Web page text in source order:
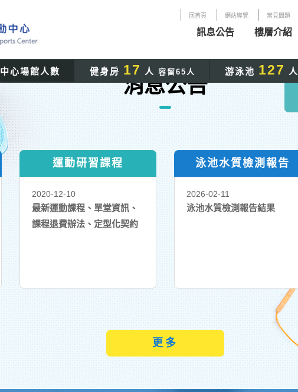
回首頁 網站導覽 常見問題
訊息公告 樓層介紹
中心場館人數 健身房 17 人 容留65人 游泳池 127 人
:::
消息公告
運動研習課程
2020-12-10
最新運動課程、單堂資訊、
課程退費辦法、定型化契約
泳池水質檢測報告
2026-02-11
泳池水質檢測報告結果
更多